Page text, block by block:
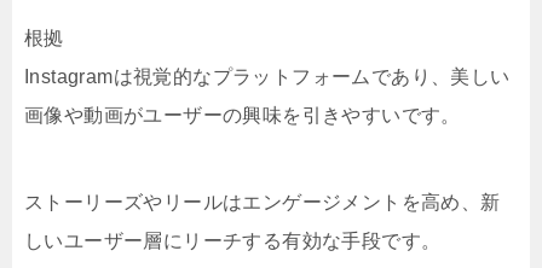
根拠
Instagramは視覚的なプラットフォームであり、美しい
画像や動画がユーザーの興味を引きやすいです。
ストーリーズやリールはエンゲージメントを高め、新
しいユーザー層にリーチする有効な手段です。